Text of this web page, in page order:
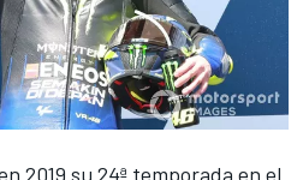
2019 su 24ª temporada en el